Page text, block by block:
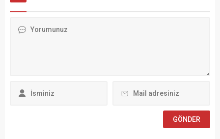
TÜRK-İŞ Genel Merkezinde
Sosyal Çalışmacı; sözlü